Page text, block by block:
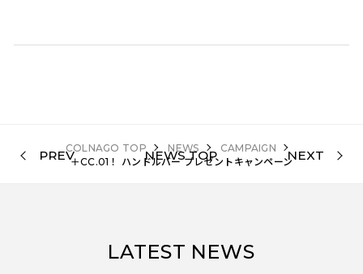
COLNAGO TOP NEWS
CAMPAIGN
＋CC.01！ ハンドルバー プレゼントキャンペーン
PREV NEWS TOP NEXT
LATEST NEWS